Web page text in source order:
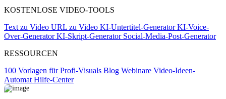
KOSTENLOSE VIDEO-TOOLS
Text zu Video URL zu Video KI-Untertitel-GeneratorKI-Voice-
Over-GeneratorKI-Skript-Generator Social-Media-Post-Generator
RESSOURCEN
100 Vorlagen für Profi-Visuals Blog Webinare Video-Ideen-
Automat Hilfe-Center